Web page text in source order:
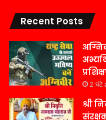
Recent Posts
2 घंटे
श्री